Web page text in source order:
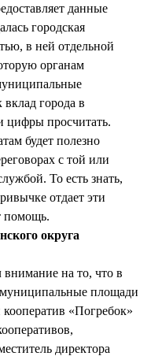
данные
городская
в ней отдельной
органам
города в
цифры просчитать.
будет полезно
с той или
То есть знать,
отдает эти
помощь.
округа
на то, что в
площади
«Погребок»
директора